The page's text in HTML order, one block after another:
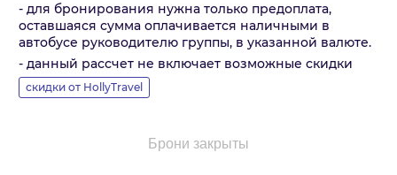
- для бронирования нужна только предоплата,
оставшаяся сумма оплачивается наличными в
автобусе руководителю группы, в указанной валюте.
- данный рассчет не включает возможные скидки
скидки от HollyTravel
Брони закрыты